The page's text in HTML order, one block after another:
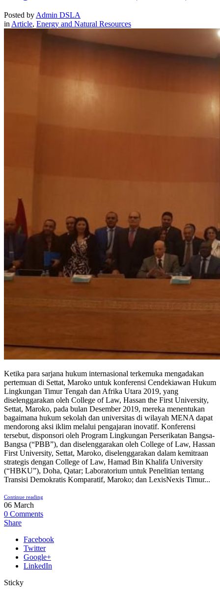
Posted by Admin DSLA
in Article, Energy and Natural Resources
Ketika para sarjana hukum internasional terkemuka mengadakan
pertemuan di Settat, Maroko untuk konferensi Cendekiawan Hukum
Lingkungan Timur Tengah dan Afrika Utara 2019, yang
diselenggarakan oleh College of Law, Hassan the First University,
Settat, Maroko, pada bulan Desember 2019, mereka menentukan
bagaimana hukum sekolah dan universitas di wilayah MENA dapat
mendorong aksi iklim melalui pengajaran inovatif. Konferensi
tersebut, disponsori oleh Program Lingkungan Perserikatan Bangsa-
Bangsa (“PBB”), dan diselenggarakan oleh College of Law, Hassan
First University, Settat, Maroko, diselenggarakan dalam kemitraan
strategis dengan College of Law, Hamad Bin Khalifa University
(“HBKU”), Doha, Qatar; Laboratorium untuk Penelitian tentang
Transisi Demokratis Komparatif, Maroko; dan LexisNexis Timur...
Continue reading
06 March
0 Comments
Share
Facebook
Twitter
Google+
LinkedIn
Sticky